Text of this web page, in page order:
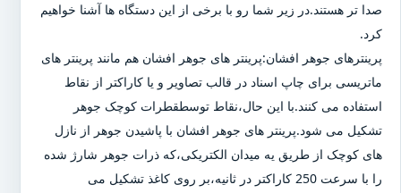
صدا تر هستند.در زیر شما رو با برخی از این دستگاه ها آشنا خواهیم
کرد.
پرینترهای جوهر افشان:پرینتر های جوهر افشان هم مانند پرینتر های
ماتریسی برای چاپ اسناد در قالب تصاویر و یا کاراکتر از نقاط
استفاده می کنند.با این حال،نقاط توسطقطرات کوچک جوهر
تشکیل می شود.پرینتر های جوهر افشان با پاشیدن جوهر از نازل
های کوچک از طریق یه میدان الکتریکی،که ذرات جوهر شارژ شده
را با سرعت 250 کاراکتر در ثانیه،بر روی کاغذ تشکیل می